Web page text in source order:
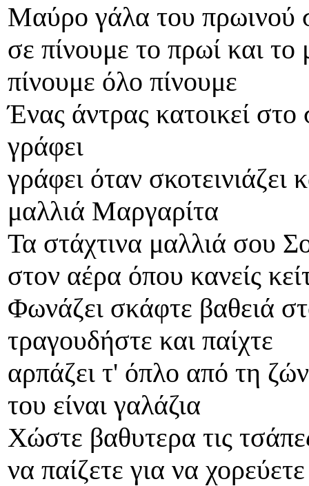
Μαύρο γάλα του πρωινού
σε πίνουμε το πρωί και
πίνουμε όλο πίνουμε
Ένας άντρας κατοικεί στο
γράφει
γράφει όταν
μαλλιά Μαργαρίτα
Τα στάχτινα μαλλιά σου
στον αέρα όπου κανείς
Φωνάζει σκάφτε βαθειά
τραγουδήστε και παίχτε
αρπάζει τ' όπλο από τη
του είναι γαλάζια
Χώστε βαθυτερα τις
να παίζετε για να χορεύετε